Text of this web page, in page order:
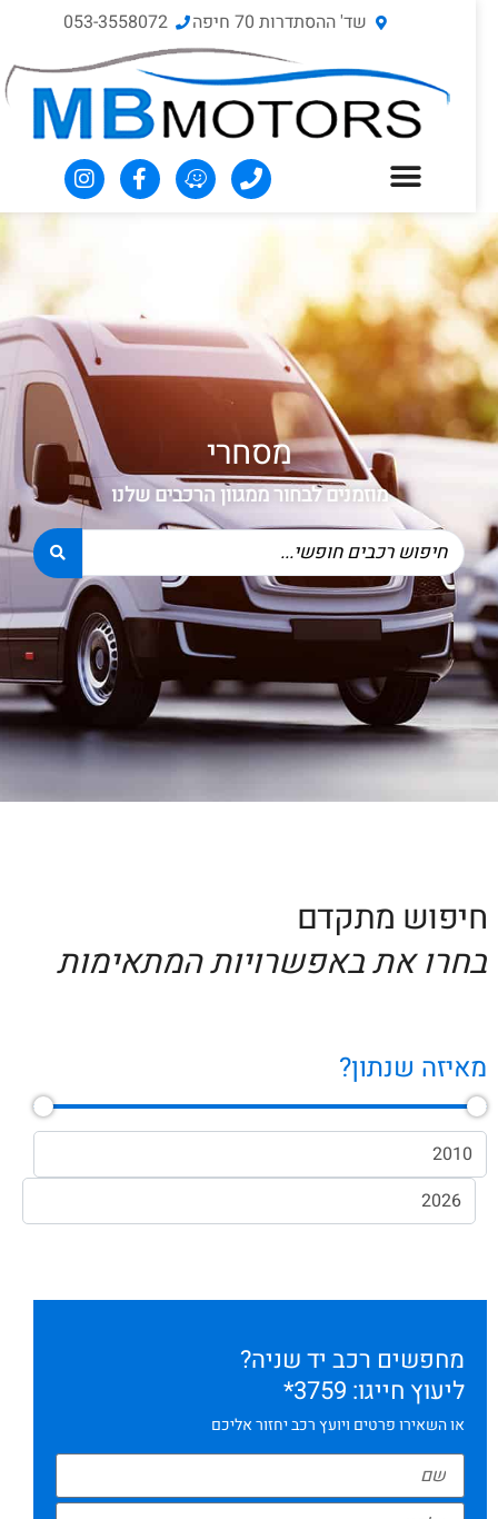
שד' ההסתדרות 70‏ חיפה 053-3558072
מסחרי
מוזמנים לבחור ממגוון הרכבים שלנו
חיפוש מתקדם
בחרו את באפשרויות המתאימות
מאיזה שנתון?
מחפשים רכב יד שניה?
ליעוץ חייגו:
3759*
או השאירו פרטים ויועץ רכב יחזור אליכם